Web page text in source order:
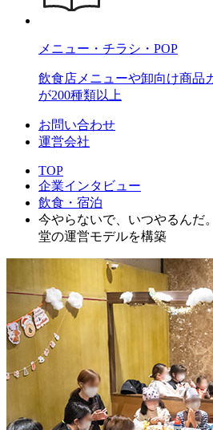
メニュー・チラシ・POP
飲食店メニューや卸向け商品
が200種類以上
お問い合わせ
運営会社
TOP
企業インタビュー
飲食・宿泊
今やらないで、いつやるんだ
堂の運営モデルを構築